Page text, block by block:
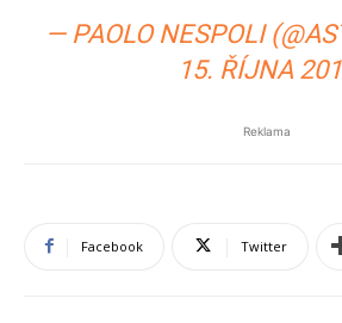
— PAOLO NESPOLI
15. ŘÍJNA
Reklama
Facebook Twitter